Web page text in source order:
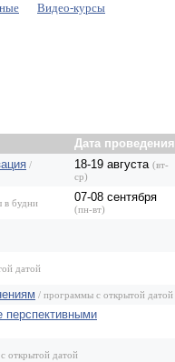
Программы известных людей
Видео-курсы
Дата проведения
/
18-19 августа (вт-
ср)
в будни 07-08 сентября
(пн-вт)
датой
/ программы с открытой датой
перспективными
открытой датой